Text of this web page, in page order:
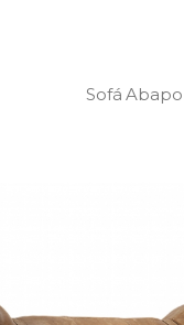
Sofá Abapo